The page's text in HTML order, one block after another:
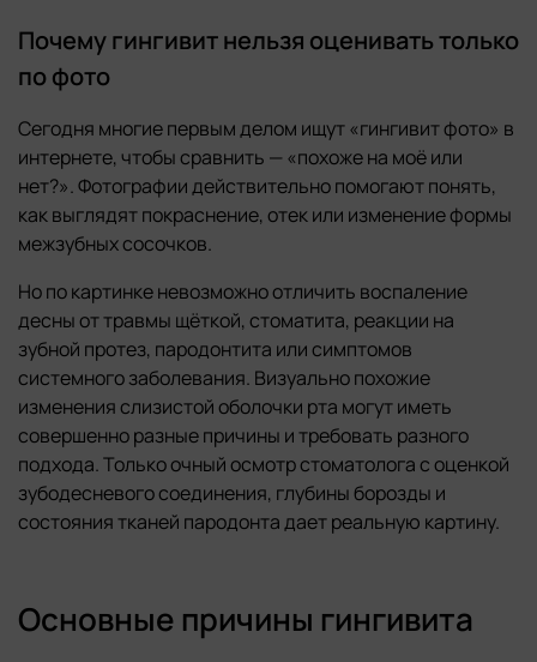
Почему гингивит нельзя оценивать только
по фото
Сегодня многие первым делом ищут «гингивит фото» в
интернете, чтобы сравнить — «похоже на моё или
нет?». Фотографии действительно помогают понять,
как выглядят покраснение, отек или изменение формы
межзубных сосочков.
Но по картинке невозможно отличить воспаление
десны от травмы щёткой, стоматита, реакции на
зубной протез, пародонтита или симптомов
системного заболевания. Визуально похожие
изменения слизистой оболочки рта могут иметь
совершенно разные причины и требовать разного
подхода. Только очный осмотр стоматолога с оценкой
зубодесневого соединения, глубины борозды и
состояния тканей пародонта дает реальную картину.
Основные причины гингивита